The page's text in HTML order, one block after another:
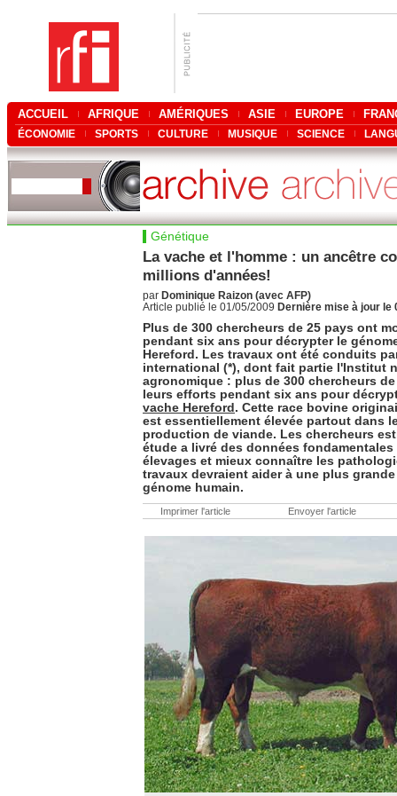
ACCUEIL AFRIQUE AMÉRIQUES ASIE EUROPE
ÉCONOMIE SPORTS CULTURE MUSIQUE SCIENCE
Génétique
La vache et l'homme : un ancêtre
millions d'années!
par Dominique Raizon (avec AFP)
Article publié le 01/05/2009 Dernière mise à jour le
Plus de 300 chercheurs de 25 pays ont
pendant six ans pour décrypter le
Hereford. Les travaux ont été conduits
international (*), dont fait partie l'Institut
agronomique : plus de 300 chercheurs
leurs efforts pendant six ans pour
vache Hereford . Cette race bovine
est essentiellement élevée partout dans
production de viande. Les chercheurs
étude a livré des données
élevages et mieux connaître les
travaux devraient aider à une plus
génome humain.
Imprimer l'article Envoyer l'article